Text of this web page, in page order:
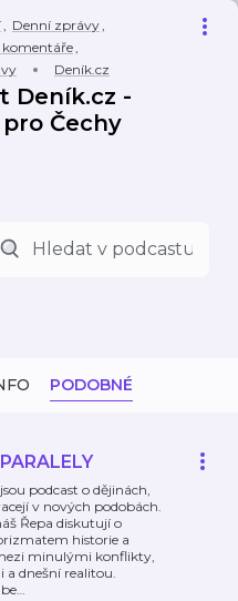
, Denní zprávy,
komentáře,
Deník.cz
Deník.cz -
Čechy
PODOBNÉ
podcast o dějinách,
v nových podobách.
Řepa diskutují o
historie a
minulými konflikty,
dnešní realitou.
…